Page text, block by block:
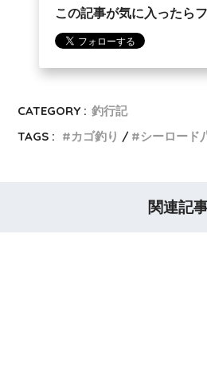
この記事が気に入ったら
CATEGORY : 釣行記
TAGS :
カゴ釣り シーロード
関連記